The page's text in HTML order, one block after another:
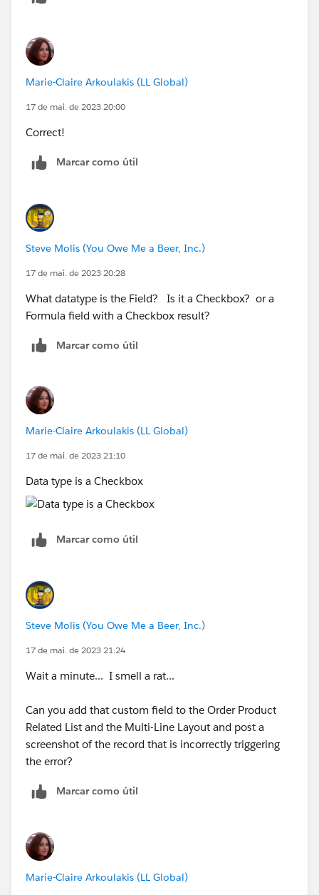
Marie-Claire Arkoulakis (LL Global)
17 de mai. de 2023 20:00
Correct!
Marcar como útil
Steve Molis (You Owe Me a Beer, Inc.)
17 de mai. de 2023 20:28
What datatype is the Field? Is it a Checkbox? or a
Formula field with a Checkbox result?
Marcar como útil
Marie-Claire Arkoulakis (LL Global)
17 de mai. de 2023 21:10
Data type is a Checkbox
Marcar como útil
Steve Molis (You Owe Me a Beer, Inc.)
17 de mai. de 2023 21:24
Wait a minute... I smell a rat...
Can you add that custom field to the Order Product
Related List and the Multi-Line Layout and post a
screenshot of the record that is incorrectly triggering
the error?
Marcar como útil
Marie-Claire Arkoulakis (LL Global)